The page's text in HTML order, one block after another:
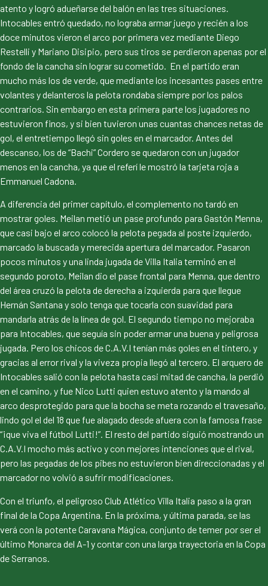
atento y logró adueñarse del balón en las tres situaciones.
Intocables entró quedado, no lograba armar juego y recién a los
doce minutos vieron el arco por primera vez mediante Diego
Restelli y Mariano Disipio, pero sus tiros se perdieron apenas por el
fondo de la cancha sin lograr su cometido. En el partido eran
mucho más los de verde, que mediante los incesantes pases entre
volantes y delanteros la pelota rondaba siempre por los palos
contrarios. Sin embargo en esta primera parte los jugadores no
estuvieron finos, y si bien tuvieron unas cuantas chances netas de
gol, el entretiempo llegó sin goles en el marcador. Antes del
descanso, los de “Bachi” Cordero se quedaron con un jugador
menos en la cancha, ya que el referí le mostró la tarjeta roja a
Emmanuel Cadona.
A diferencia del primer capítulo, el complemento no tardó en
mostrar goles. Meilan metió un pase profundo para Gastón Menna,
que casi bajo el arco colocó la pelota pegada al poste izquierdo,
marcado la buscada y merecida apertura del marcador. Pasaron
pocos minutos y una linda jugada de Villa Italia terminó en el
segundo poroto, Meilan dio el pase frontal para Menna, que dentro
del área cruzó la pelota de derecha a izquierda para que llegue
Hernán Santana y solo tenga que tocarla con suavidad para
mandarla atrás de la línea de gol. El segundo tiempo no mejoraba
para Intocables, que seguía sin poder armar una buena y peligrosa
jugada. Pero los chicos de C.A.V.I tenían más goles en el tintero, y
gracias al error rival y la viveza propia llegó al tercero. El arquero de
Intocables salió con la pelota hasta casi mitad de cancha, la perdió
en el camino, y fue Nico Lutti quien estuvo atento y la mando al
arco desprotegido para que la bocha se meta rozando el travesaño,
lindo gol el del 18 que fue alagado desde afuera con la famosa frase
“¡que viva el fútbol Lutti!”. El resto del partido siguió mostrando un
C.A.V.I mocho más activo y con mejores intenciones que el rival,
pero las pegadas de los pibes no estuvieron bien direccionadas y el
marcador no volvió a sufrir modificaciones.
Con el triunfo, el peligroso Club Atlético Villa Italia paso a la gran
final de la Copa Argentina. En la próxima, y última parada, se las
verá con la potente Caravana Mágica, conjunto de temer por ser el
último Monarca del A-1 y contar con una larga trayectoria en la Copa
de Serranos.